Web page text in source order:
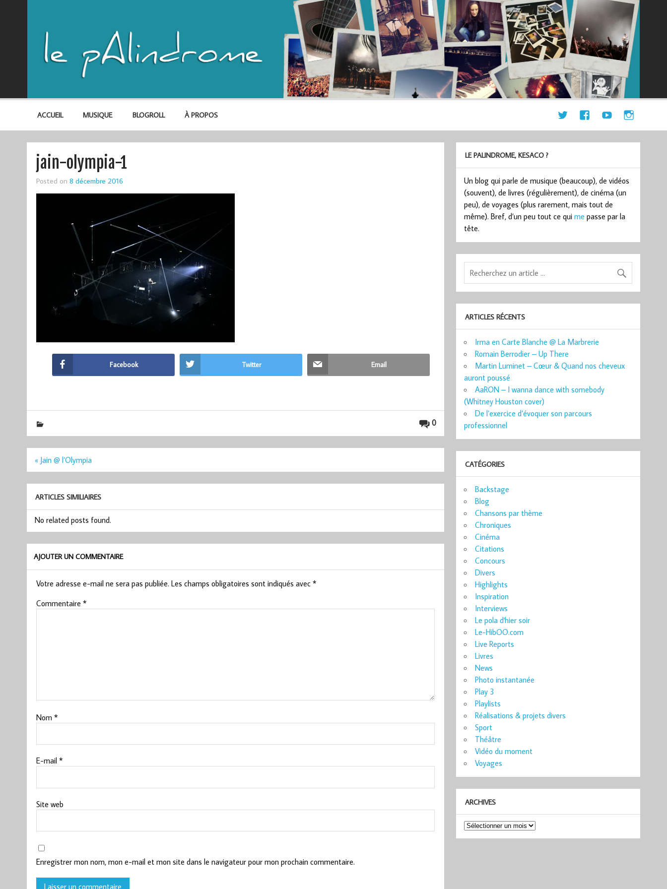
ACCUEIL MUSIQUE BLOGROLL À PROPOS
jain-olympia-1
Posted on 8 décembre 2016
Facebook Twitter Email
0
Navigation
de
« Jain @ l’Olympia
ARTICLES SIMILIAIRES
No related posts found.
AJOUTER UN COMMENTAIRE
Votre adresse e-mail ne sera pas publiée. Les champs obligatoires sont indiqués avec *
Commentaire *
Nom *
E-mail *
Site web
Enregistrer mon nom, mon e-mail et mon site dans le navigateur pour mon prochain commentaire.
LE PALINDROME, KESACO ?
Un blog qui parle de musique (beaucoup), de vidéos
(souvent), de livres (régulièrement), de cinéma (un
peu), de voyages (plus rarement, mais tout de
même). Bref, d’un peu tout ce quime passe par la
tête.
ARTICLES RÉCENTS
Irma en Carte Blanche @ La Marbrerie
Romain Berrodier – Up There
Martin Luminet – Cœur & Quand nos cheveux
auront poussé
AaRON – I wanna dance with somebody
(Whitney Houston cover)
De l’exercice d’évoquer son parcours
professionnel
CATÉGORIES
Backstage
Blog
Chansons par thème
Chroniques
Cinéma
Citations
Concours
Divers
Highlights
Inspiration
Interviews
Le pola d'hier soir
Le-HibOO.com
Live Reports
Livres
News
Photo instantanée
Play 3
Playlists
Réalisations & projets divers
Sport
Théâtre
Vidéo du moment
Voyages
ARCHIVES
Archives